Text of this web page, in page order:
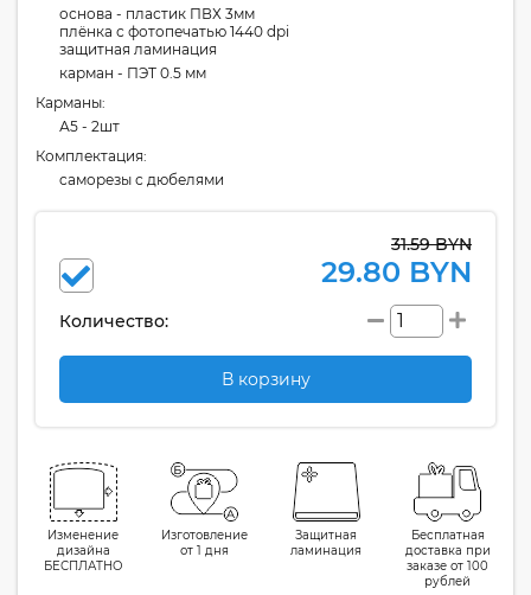
основа - пластик ПВХ 3мм
плёнка с фотопечатью 1440 dpi
защитная ламинация
карман - ПЭТ 0.5 мм
Карманы:
А5 - 2шт
Комплектация:
cаморезы с дюбелями
31.59 BYN
29.80 BYN
Количество:
В корзину
Изменение
дизайна
БЕСПЛАТНО
Изготовление
от 1 дня
Защитная
ламинация
Бесплатная
доставка при
заказе от 100
рублей